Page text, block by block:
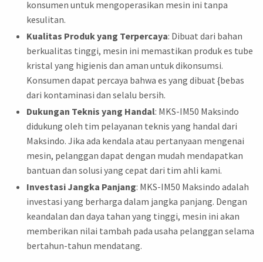
konsumen untuk mengoperasikan mesin ini tanpa
kesulitan.
Kualitas Produk yang Terpercaya: Dibuat dari bahan
berkualitas tinggi, mesin ini memastikan produk es tube
kristal yang higienis dan aman untuk dikonsumsi.
Konsumen dapat percaya bahwa es yang dibuat {bebas
dari kontaminasi dan selalu bersih.
Dukungan Teknis yang Handal: MKS-IM50 Maksindo
didukung oleh tim pelayanan teknis yang handal dari
Maksindo. Jika ada kendala atau pertanyaan mengenai
mesin, pelanggan dapat dengan mudah mendapatkan
bantuan dan solusi yang cepat dari tim ahli kami.
Investasi Jangka Panjang: MKS-IM50 Maksindo adalah
investasi yang berharga dalam jangka panjang. Dengan
keandalan dan daya tahan yang tinggi, mesin ini akan
memberikan nilai tambah pada usaha pelanggan selama
bertahun-tahun mendatang.